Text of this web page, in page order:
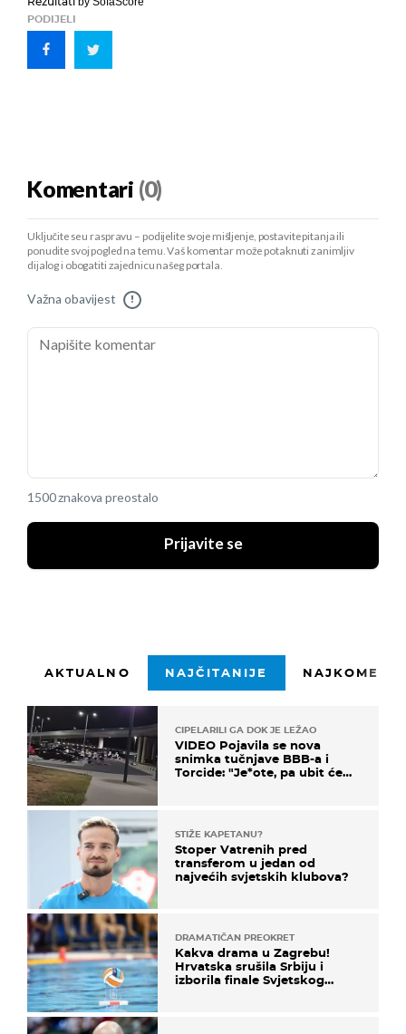
PODIJELI
Komentari (0)
Uključite se u raspravu – podijelite svoje mišljenje, postavite pitanja ili
ponudite svoj pogled na temu. Vaš komentar može potaknuti zanimljiv
dijalog i obogatiti zajednicu našeg portala.
Važna obavijest !
1500 znakova preostalo
Prijavite se
AKTUALNO NAJČITANIJE
CIPELARILI GA DOK JE LEŽAO
VIDEO Pojavila se nova
snimka tučnjave BBB-a i
Torcide: "Je*ote, pa ubit će
STIŽE KAPETANU?
Stoper Vatrenih pred
transferom u jedan od
najvećih svjetskih klubova?
DRAMATIČAN PREOKRET
Kakva drama u Zagrebu!
Hrvatska srušila Srbiju i
izborila finale Svjetskog